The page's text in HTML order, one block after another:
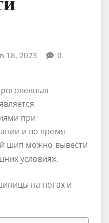
18, 2023 0
при
и во время
шип можно вывести
условиях.